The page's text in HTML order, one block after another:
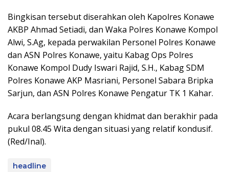
Bingkisan tersebut diserahkan oleh Kapolres Konawe
AKBP Ahmad Setiadi, dan Waka Polres Konawe Kompol
Alwi, S.Ag, kepada perwakilan Personel Polres Konawe
dan ASN Polres Konawe, yaitu Kabag Ops Polres
Konawe Kompol Dudy Iswari Rajid, S.H., Kabag SDM
Polres Konawe AKP Masriani, Personel Sabara Bripka
Sarjun, dan ASN Polres Konawe Pengatur TK 1 Kahar.
Acara berlangsung dengan khidmat dan berakhir pada
pukul 08.45 Wita dengan situasi yang relatif kondusif.
(Red/Inal).
headline